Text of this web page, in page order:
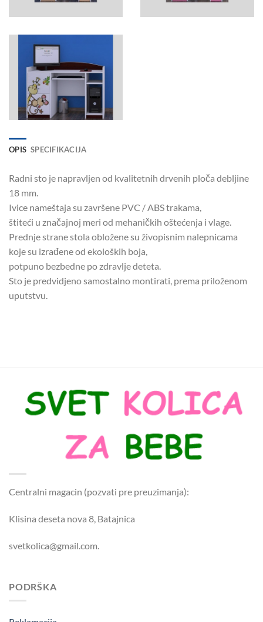
OPIS SPECIFIKACIJA
Radni sto je napravljen od kvalitetnih drvenih ploča debljine
18 mm.
Ivice nameštaja su završene PVC / ABS trakama,
štiteći u značajnoj meri od mehaničkih oštećenja i vlage.
Prednje strane stola obložene su živopisnim nalepnicama
koje su izrađene od ekoloških boja,
potpuno bezbedne po zdravlje deteta.
Sto je predvidjeno samostalno montirati, prema priloženom
uputstvu.
Centralni magacin (pozvati pre preuzimanja):
Klisina deseta nova 8, Batajnica
svetkolica@gmail.com.
PODRŠKA